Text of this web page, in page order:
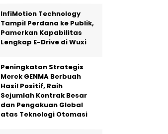
InfiMotion Technology
Tampil Perdana ke Publik,
Pamerkan Kapabilitas
Lengkap E-Drive di Wuxi
Peningkatan Strategis
Merek GENMA Berbuah
Hasil Positif, Raih
Sejumlah Kontrak Besar
dan Pengakuan Global
atas Teknologi Otomasi